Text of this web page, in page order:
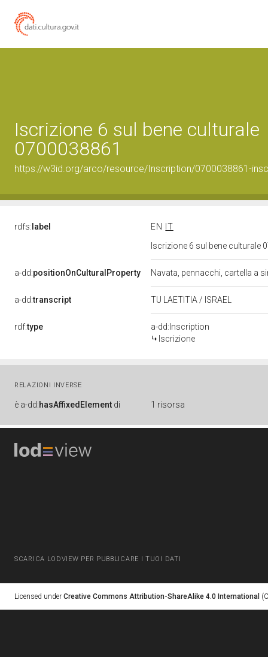
Iscrizione 6 sul bene culturale
0700038861
https://w3id.org/arco/resource/Inscription/0700038861-
rdfs: label EN
IT
Iscrizione 6 sul bene culturale
a-dd:positionOnCulturalProperty Navata, pennacchi, cartella a
a-dd:transcript TU LAETITIA / ISRAEL
rdf:type
a-dd:Inscription
Iscrizione
RELAZIONI INVERSE
è a-dd:hasAffixedElement di 1 risorsa
SCARICA LODVIEW PER PUBBLICARE I TUOI DATI
Licensed under Creative Commons Attribution-ShareAlike 4.0 International